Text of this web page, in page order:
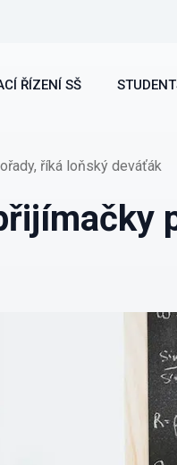
ŘÍZENÍ SŠ
říká loňský deváťák